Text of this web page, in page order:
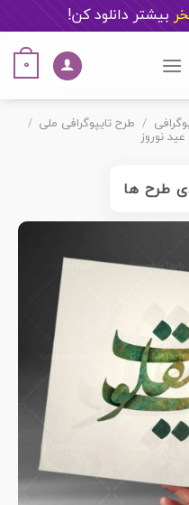
بیشتر دانلود کن!
0
/ طرح تایپوگرافی ملی /
نوروز
طرح ها